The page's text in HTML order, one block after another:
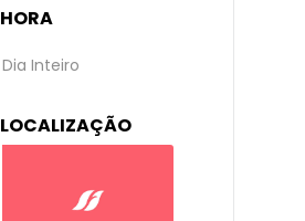
HORA
Dia Inteiro
LOCALIZAÇÃO